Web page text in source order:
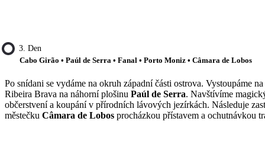
3. Den
Cabo Girão • Paúl de Serra • Fanal • Porto Moniz • Câmara de Lobos
Po snídani se vydáme na okruh západní části ostrova. Vystoupáme
Ribeira Brava na náhorní plošinu Paúl de Serra. Navštívíme
občerstvení a koupání v přírodních lávových jezírkách. Následuje
městečku Câmara de Lobos procházkou přístavem a ochutnávkou